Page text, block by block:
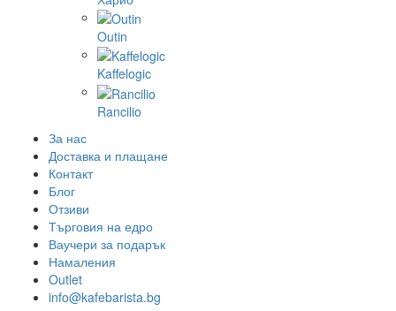
Outin
Kaffelogic
Rancilio
За нас
Доставка и плащане
Контакт
Блог
Отзиви
Търговия на едро
Ваучери за подарък
Намаления
Outlet
info@kafebarista.bg